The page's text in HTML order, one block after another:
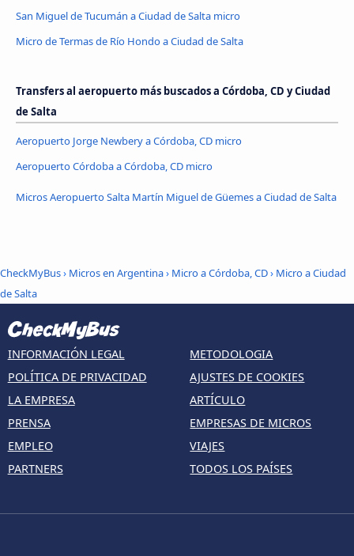
San Miguel de Tucumán a Ciudad de Salta micro
Micro de Termas de Río Hondo a Ciudad de Salta
Transfers al aeropuerto más buscados a Córdoba, CD y Ciudad
de Salta
Aeropuerto Jorge Newbery a Córdoba, CD micro
Aeropuerto Córdoba a Córdoba, CD micro
Micros Aeropuerto Salta Martín Miguel de Güemes a Ciudad de Salta
CheckMyBus› Micros en Argentina› Micro a Córdoba, CD› Micro a Ciudad
de Salta
INFORMACIÓN LEGAL
POLÍTICA DE PRIVACIDAD
LA EMPRESA
PRENSA
EMPLEO
PARTNERS
METODOLOGIA
AJUSTES DE COOKIES
ARTÍCULO
EMPRESAS DE MICROS
VIAJES
TODOS LOS PAÍSES